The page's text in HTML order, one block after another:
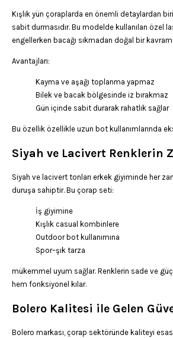
Kışlık yün çoraplarda en önemli detaylardan
sabit durmasıdır. Bu modelde kullanılan özel
engellerken bacağı sıkmadan doğal bir
Avantajları:
Kayma ve aşağı toplanma yapmaz
Bilek ve bacak bölgesinde iz bırakmaz
Gün içinde sabit durarak rahatlık sağlar
Bu özellik özellikle uzun bot kullanımlarında
Siyah ve Lacivert Renklerin
Siyah ve lacivert tonları erkek giyiminde her
duruşa sahiptir. Bu çorap seti:
İş giyimine
Kışlık casual kombinlere
Outdoor bot kullanımına
Spor–şık tarza
mükemmel uyum sağlar. Renklerin sade ve
hem fonksiyonel kılar.
Bolero Kalitesi ile Gelen
Bolero markası, çorap sektöründe kaliteyi esas